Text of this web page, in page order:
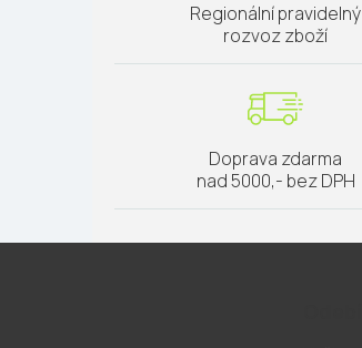
Regionální pravidelný
rozvoz zboží
Doprava zdarma
nad 5000,- bez DPH